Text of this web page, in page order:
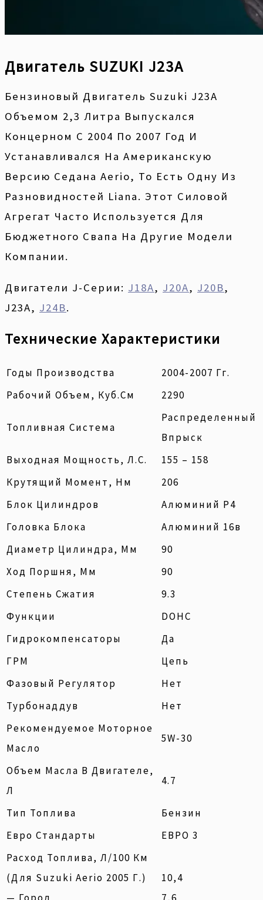
Двигатель SUZUKI J23A
Бензиновый Двигатель Suzuki J23A
Объемом 2,3 Литра Выпускался
Концерном С 2004 По 2007 Год И
Устанавливался На Американскую
Версию Седана Aerio, То Есть Одну Из
Разновидностей Liana. Этот Силовой
Агрегат Часто Используется Для
Бюджетного Свапа На Другие Модели
Компании.
Двигатели J-Серии: J18A, J20A, J20B,
J23A, J24B.
Технические Характеристики
Годы Производства
2004-2007 Гг.
Рабочий Объем, Куб.см
2290
Топливная Система
Распределенный
Впрыск
Выходная Мощность, Л.с.
155 – 158
Крутящий Момент, Нм
206
Блок Цилиндров
Алюминий Р4
Головка Блока
Алюминий 16в
Диаметр Цилиндра, Мм
90
Ход Поршня, Мм
90
Степень Сжатия
9.3
Функции
DOHC
Гидрокомпенсаторы
Да
ГРМ
Цепь
Фазовый Регулятор
Нет
Турбонаддув
Нет
Рекомендуемое Моторное
Масло
5W-30
Объем Масла В Двигателе,
Л
4.7
Тип Топлива
Бензин
Евро Стандарты
ЕВРО 3
Расход Топлива, Л/100 Км
(для Suzuki Aerio 2005 Г.)
10,4